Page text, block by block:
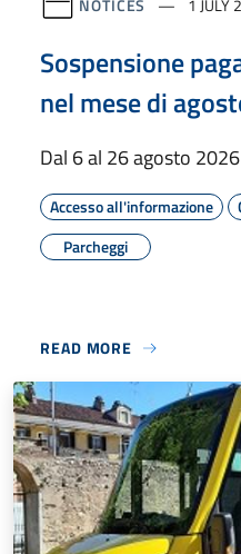
Sospensione
nel mese di
Dal 6 al 26 agosto 2026
Accesso all'informazione
Parcheggi
READ MORE